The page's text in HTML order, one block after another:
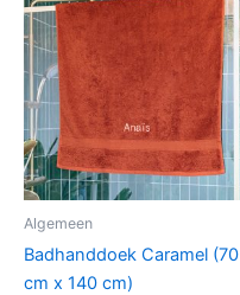
Algemeen
Badhanddoek Caramel (70
cm x 140 cm)